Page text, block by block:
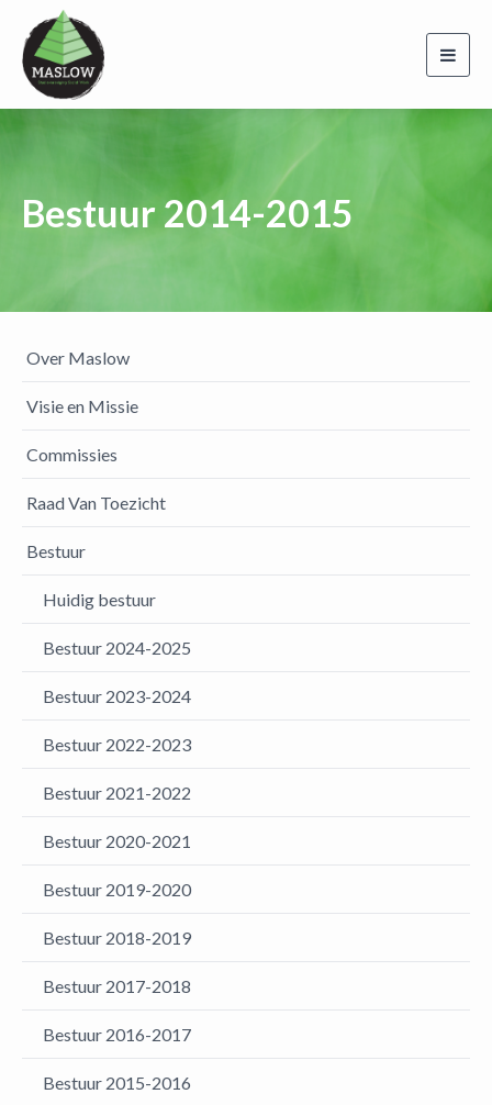
Bestuur 2014-2015
Over Maslow
Visie en Missie
Commissies
Raad Van Toezicht
Bestuur
Huidig bestuur
Bestuur 2024-2025
Bestuur 2023-2024
Bestuur 2022-2023
Bestuur 2021-2022
Bestuur 2020-2021
Bestuur 2019-2020
Bestuur 2018-2019
Bestuur 2017-2018
Bestuur 2016-2017
Bestuur 2015-2016